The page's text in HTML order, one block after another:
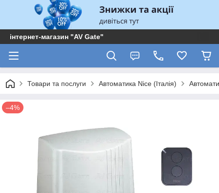
інтернет-магазин "AV Gate"
Товари та послуги Автоматика Nice (Італія)
–4%